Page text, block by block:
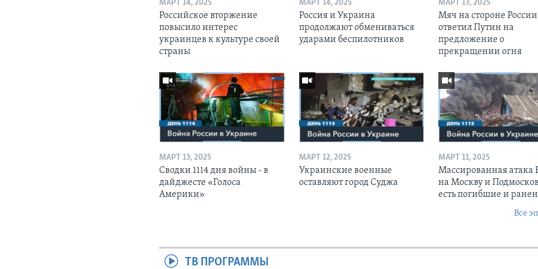
МАРТ 14, 2025
Российское вторжение
повысило интерес
украинцев к культуре своей
страны
МАРТ 14, 2025
Россия и Украина
продолжают обмениваться
ударами беспилотников
МАРТ 13, 2025
Мяч на стороне
ответил Путин на
предложение о
прекращении огня
МАРТ 13, 2025
Сводки 1114 дня войны - в
дайджесте «Голоса
Америки»
МАРТ 12, 2025
Украинские военные
оставляют город Суджа
МАРТ 11, 2025
Массированная атака
на Москву и
есть погибшие и
Все
ТВ ПРОГРАММЫ